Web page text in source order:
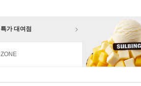
가 대여점